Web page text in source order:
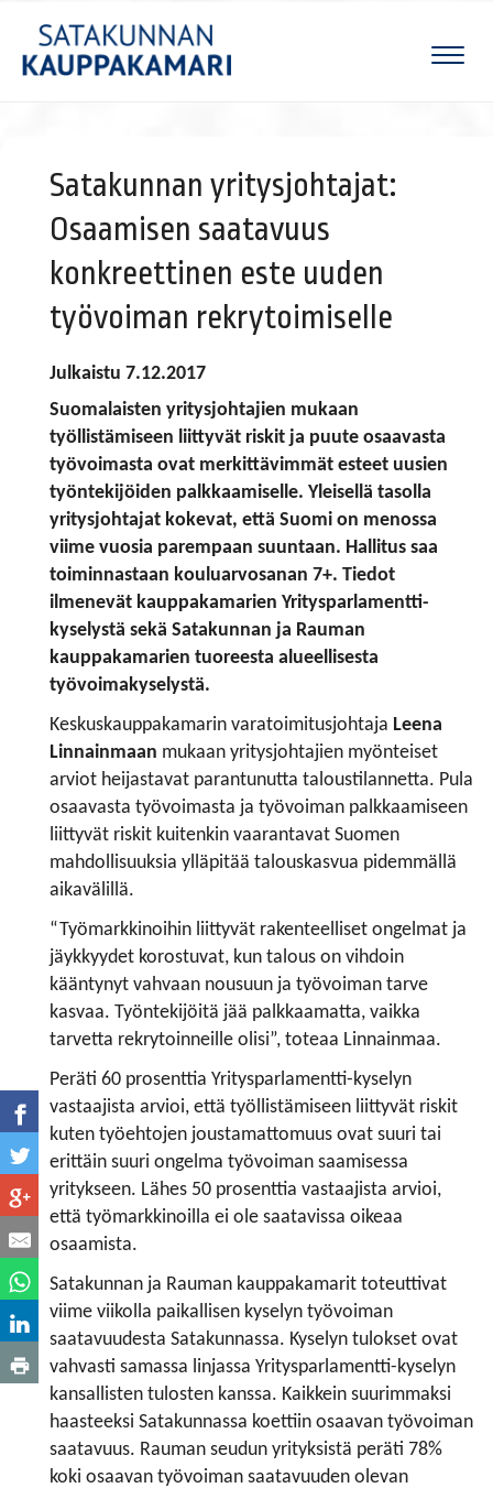
Satakunnan yritysjohtajat:
Osaamisen saatavuus
konkreettinen este uuden
työvoiman rekrytoimiselle
Julkaistu 7.12.2017
Suomalaisten yritysjohtajien mukaan
työllistämiseen liittyvät riskit ja puute osaavasta
työvoimasta ovat merkittävimmät esteet uusien
työntekijöiden palkkaamiselle. Yleisellä tasolla
yritysjohtajat kokevat, että Suomi on menossa
viime vuosia parempaan suuntaan. Hallitus saa
toiminnastaan kouluarvosanan 7+. Tiedot
ilmenevät kauppakamarien Yritysparlamentti-
kyselystä sekä Satakunnan ja Rauman
kauppakamarien tuoreesta alueellisesta
työvoimakyselystä.
Keskuskauppakamarin varatoimitusjohtaja Leena
Linnainmaan mukaan yritysjohtajien myönteiset
arviot heijastavat parantunutta taloustilannetta. Pula
osaavasta työvoimasta ja työvoiman palkkaamiseen
liittyvät riskit kuitenkin vaarantavat Suomen
mahdollisuuksia ylläpitää talouskasvua pidemmällä
aikavälillä.
“Työmarkkinoihin liittyvät rakenteelliset ongelmat ja
jäykkyydet korostuvat, kun talous on vihdoin
kääntynyt vahvaan nousuun ja työvoiman tarve
kasvaa. Työntekijöitä jää palkkaamatta, vaikka
tarvetta rekrytoinneille olisi”, toteaa Linnainmaa.
Peräti 60 prosenttia Yritysparlamentti-kyselyn
vastaajista arvioi, että työllistämiseen liittyvät riskit
kuten työehtojen joustamattomuus ovat suuri tai
erittäin suuri ongelma työvoiman saamisessa
yritykseen. Lähes 50 prosenttia vastaajista arvioi,
että työmarkkinoilla ei ole saatavissa oikeaa
osaamista.
Satakunnan ja Rauman kauppakamarit toteuttivat
viime viikolla paikallisen kyselyn työvoiman
saatavuudesta Satakunnassa. Kyselyn tulokset ovat
vahvasti samassa linjassa Yritysparlamentti-kyselyn
kansallisten tulosten kanssa. Kaikkein suurimmaksi
haasteeksi Satakunnassa koettiin osaavan työvoiman
saatavuus. Rauman seudun yrityksistä peräti 78%
koki osaavan työvoiman saatavuuden olevan